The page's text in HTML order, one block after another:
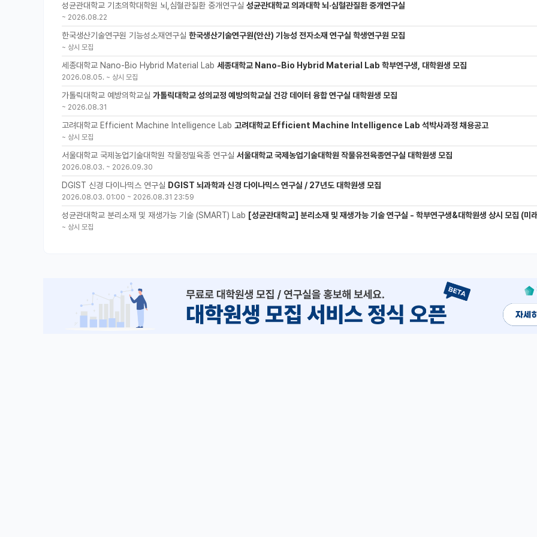
성균관대학교 기초의학대학원 뇌,심혈관질환 중개연구실 성균관대학교 의과대학 뇌·심혈관질환 중개연구실
~ 2026.08.22
한국생산기술연구원 기능성소재연구실 한국생산기술연구원(안산) 기능성 전자소재 연구실 학생연구원 모집
~ 상시 모집
세종대학교 Nano-Bio Hybrid Material Lab 세종대학교 Nano-Bio Hybrid Material Lab 학부연구생, 대학원생 모집
2026.08.05. ~ 상시 모집
가톨릭대학교 예방의학교실 가톨릭대학교 성의교정 예방의학교실 건강 데이터 융합 연구실 대학원생 모집
~ 2026.08.31
고려대학교 Efficient Machine Intelligence Lab 고려대학교 Efficient Machine Intelligence Lab 석박사과정 채용공고
~ 상시 모집
서울대학교 국제농업기술대학원 작물정밀육종 연구실 서울대학교 국제농업기술대학원 작물유전육종연구실 대학원생 모집
2026.08.03. ~ 2026.09.30
DGIST 신경 다이나믹스 연구실 DGIST 뇌과학과 신경 다이나믹스 연구실 / 27년도 대학원생 모집
2026.08.03. 01:00 ~ 2026.08.31 23:59
성균관대학교 분리소재 및 재생가능 기술 (SMART) Lab [성균관대학교] 분리소재 및 재생가능 기술 연구실 - 학부연구생&대학원생 상시 모집 (미래에
~ 상시 모집